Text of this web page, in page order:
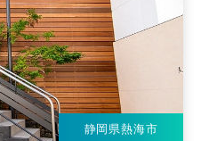
静岡県熱海市